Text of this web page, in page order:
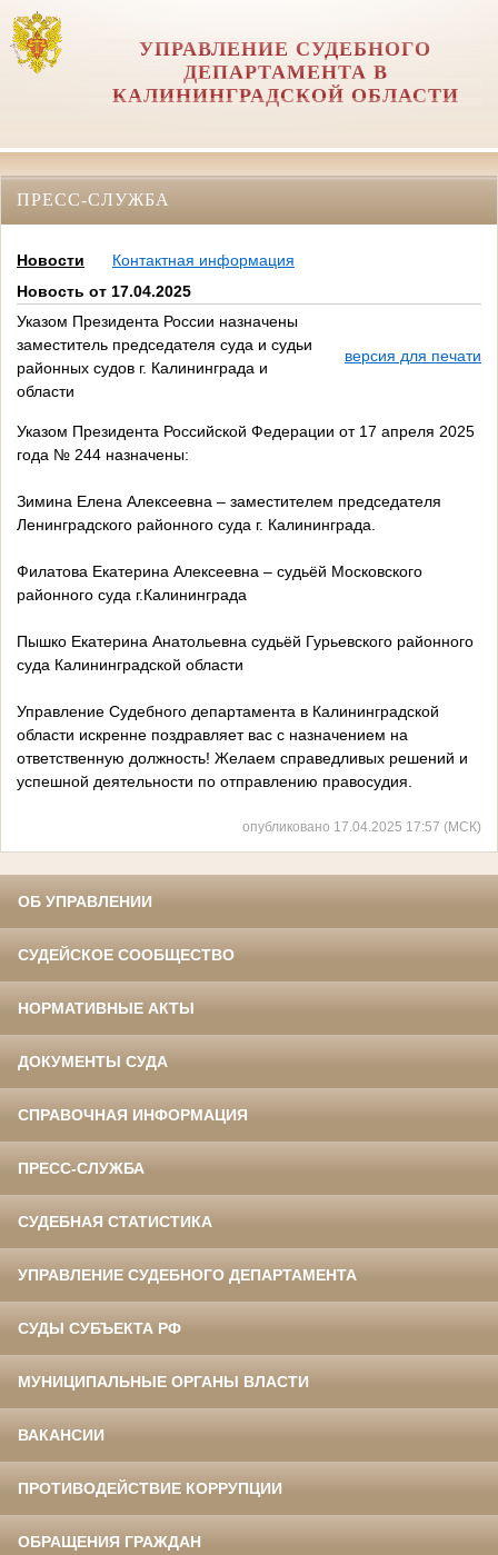
УПРАВЛЕНИЕ СУДЕБНОГО
ДЕПАРТАМЕНТА В
КАЛИНИНГРАДСКОЙ ОБЛАСТИ
ПРЕСС-СЛУЖБА
Новости
Контактная информация
Новость от 17.04.2025
Указом Президента России назначены
заместитель председателя суда и судьи
районных судов г. Калининграда и
области
версия для печати
Указом Президента Российской Федерации от 17 апреля 2025
года № 244 назначены:
Зимина Елена Алексеевна – заместителем председателя
Ленинградского районного суда г. Калининграда.
Филатова Екатерина Алексеевна – судьёй Московского
районного суда г.Калининграда
Пышко Екатерина Анатольевна судьёй Гурьевского районного
суда Калининградской области
Управление Судебного департамента в Калининградской
области искренне поздравляет вас с назначением на
ответственную должность! Желаем справедливых решений и
успешной деятельности по отправлению правосудия.
опубликовано 17.04.2025 17:57 (МСК)
ОБ УПРАВЛЕНИИ
СУДЕЙСКОЕ СООБЩЕСТВО
НОРМАТИВНЫЕ АКТЫ
ДОКУМЕНТЫ СУДА
СПРАВОЧНАЯ ИНФОРМАЦИЯ
ПРЕСС-СЛУЖБА
СУДЕБНАЯ СТАТИСТИКА
УПРАВЛЕНИЕ СУДЕБНОГО ДЕПАРТАМЕНТА
СУДЫ СУБЪЕКТА РФ
МУНИЦИПАЛЬНЫЕ ОРГАНЫ ВЛАСТИ
ВАКАНСИИ
ПРОТИВОДЕЙСТВИЕ КОРРУПЦИИ
ОБРАЩЕНИЯ ГРАЖДАН